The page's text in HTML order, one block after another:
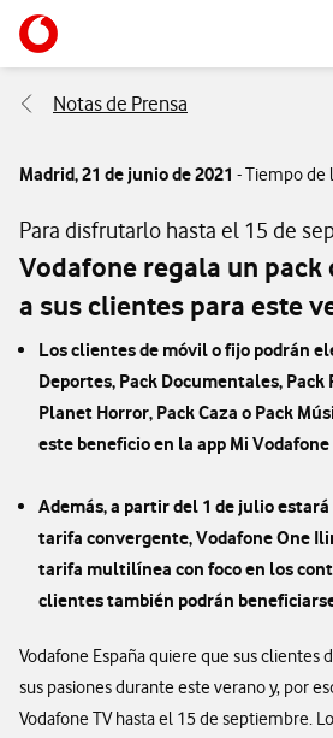
Ir a la pagina principal de vodafone.es
Notas de Prensa
Madrid,21 de junio de 2021 - Tiempo de
Para disfrutarlo hasta el 15 de
Vodafone regala un pack
a sus clientes para este
Los clientes de móvil o fijo podrán
Deportes, Pack Documentales, Pack
Planet Horror, Pack Caza o Pack
este beneficio en la app Mi
Además, a partir del 1 de julio
tarifa convergente, Vodafone One
tarifa multilínea con foco en los
clientes también podrán
Vodafone España quiere que sus clientes
sus pasiones durante este verano y, por
Vodafone TV hasta el 15 de septiembre.